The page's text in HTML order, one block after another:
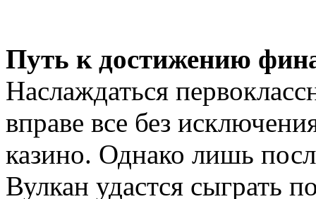
Путь к достижению
Наслаждаться
вправе все без
казино. Однако лишь
Вулкан удастся сыграть